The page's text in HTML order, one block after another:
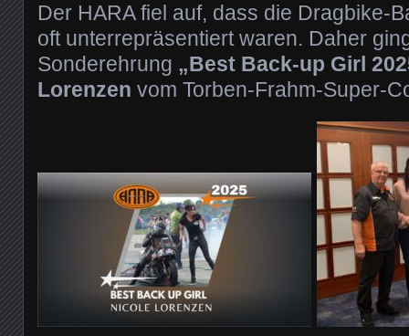
Der HARA fiel auf, dass die Dragbike-
oft unterrepräsentiert waren. Daher
Sonderehrung „Best Back-up Girl
Lorenzen vom Torben-Frahm-Super-